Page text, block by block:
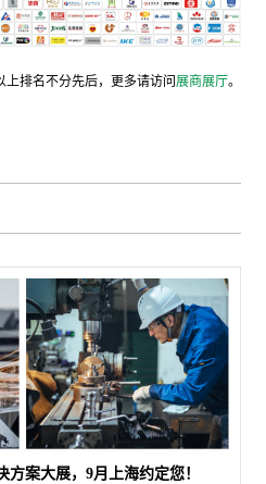
上排名不分先后，更多请访问 展商展厅。
案大展，9月上海约定您！